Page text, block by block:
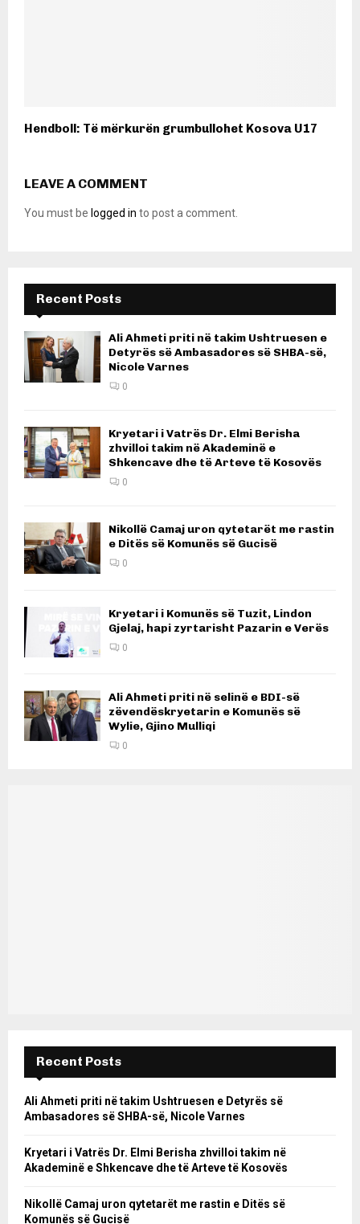
Hendboll: Të mërkurën grumbullohet Kosova U17
LEAVE A COMMENT
You must be logged in to post a comment.
Recent Posts
Ali Ahmeti priti në takim Ushtruesen e
Detyrës së Ambasadores së SHBA-së,
Nicole Varnes
0
Kryetari i Vatrës Dr. Elmi Berisha
zhvilloi takim në Akademinë e
Shkencave dhe të Arteve të Kosovës
0
Nikollë Camaj uron qytetarët me rastin
e Ditës së Komunës së Gucisë
0
Kryetari i Komunës së Tuzit, Lindon
Gjelaj, hapi zyrtarisht Pazarin e Verës
0
Ali Ahmeti priti në selinë e BDI-së
zëvendëskryetarin e Komunës së
Wylie, Gjino Mulliqi
0
Recent Posts
Ali Ahmeti priti në takim Ushtruesen e Detyrës së
Ambasadores së SHBA-së, Nicole Varnes
Kryetari i Vatrës Dr. Elmi Berisha zhvilloi takim në
Akademinë e Shkencave dhe të Arteve të Kosovës
Nikollë Camaj uron qytetarët me rastin e Ditës së
Komunës së Gucisë